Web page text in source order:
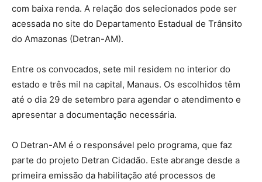
com baixa renda. A relação dos selecionados pode ser
acessada no site do Departamento Estadual de Trânsito
do Amazonas (Detran-AM).
Entre os convocados, sete mil residem no interior do
estado e três mil na capital, Manaus. Os escolhidos têm
até o dia 29 de setembro para agendar o atendimento e
apresentar a documentação necessária.
O Detran-AM é o responsável pelo programa, que faz
parte do projeto Detran Cidadão. Este abrange desde a
primeira emissão da habilitação até processos de